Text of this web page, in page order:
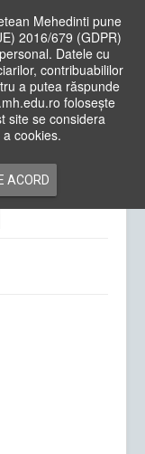
Mehedinti pune
2016/679 (GDPR)
Datele cu
contribuabililor
a putea răspunde
folosește
site se considera
cookies.
ACORD